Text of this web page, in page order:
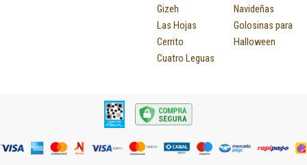
Gizeh
Las Hojas
Cerrito
Cuatro Leguas
Navideñas
Golosinas para
Halloween